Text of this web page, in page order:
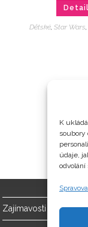
K
soubory
údaje,
Detail
Dětské, Star Wars,
Zajímavosti